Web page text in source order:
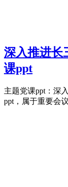
深入推进长
课ppt
主题党课ppt：深
ppt，属于重要会